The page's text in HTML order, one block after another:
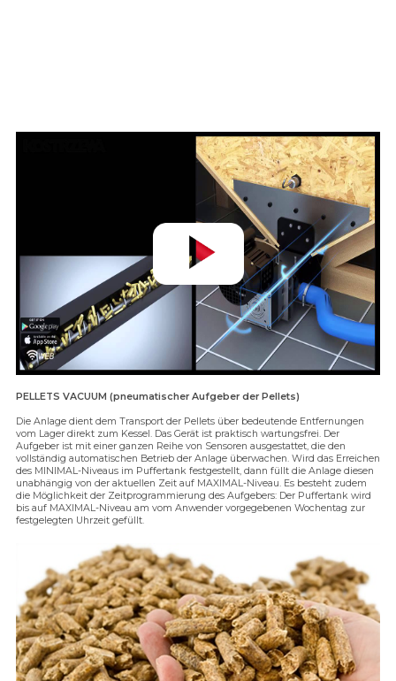
PELLETS VACUUM (pneumatischer Aufgeber der Pellets)
Die Anlage dient dem Transport der Pellets über bedeutende Entfernungen
vom Lager direkt zum Kessel. Das Gerät ist praktisch wartungsfrei. Der
Aufgeber ist mit einer ganzen Reihe von Sensoren ausgestattet, die den
vollständig automatischen Betrieb der Anlage überwachen. Wird das Erreichen
des MINIMAL-Niveaus im Puffertank festgestellt, dann füllt die Anlage diesen
unabhängig von der aktuellen Zeit auf MAXIMAL-Niveau. Es besteht zudem
die Möglichkeit der Zeitprogrammierung des Aufgebers: Der Puffertank wird
bis auf MAXIMAL-Niveau am vom Anwender vorgegebenen Wochentag zur
festgelegten Uhrzeit gefüllt.